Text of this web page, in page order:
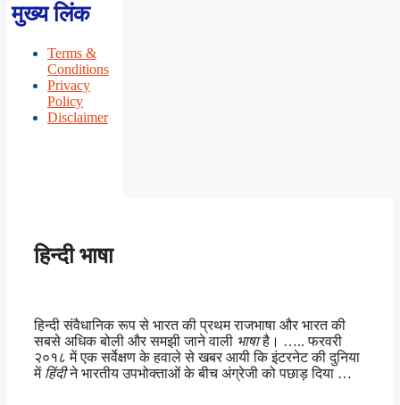
मुख्य लिंक
Terms &
Conditions
Privacy
Policy
Disclaimer
हिन्दी भाषा
हिन्दी संवैधानिक रूप से भारत की प्रथम राजभाषा और भारत की
सबसे अधिक बोली और समझी जाने वाली भाषाहै। ….. फरवरी
२०१८ में एक सर्वेक्षण के हवाले से खबर आयी कि इंटरनेट की दुनिया
में हिंदीने भारतीय उपभोक्ताओं के बीच अंग्रेजी को पछाड़ दिया …